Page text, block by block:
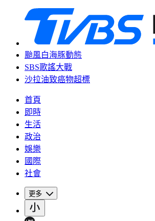
颱風白海豚動態
SBS歌謠大戰
沙拉油致癌物超標
首頁
即時
生活
政治
娛樂
國際
社會
更多